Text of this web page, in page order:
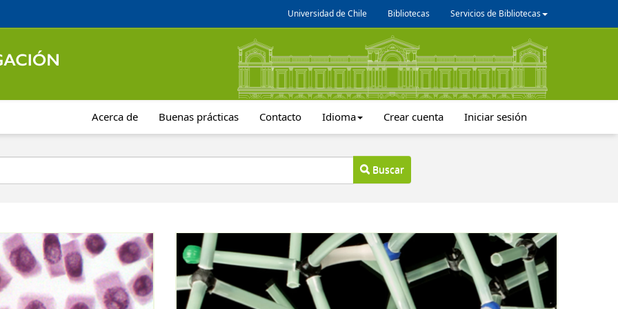
Universidad de Chile Bibliotecas Servicios de Bibliotecas
Acerca de Buenas prácticas Contacto Idioma Crear cuenta Iniciar sesión
Buscar